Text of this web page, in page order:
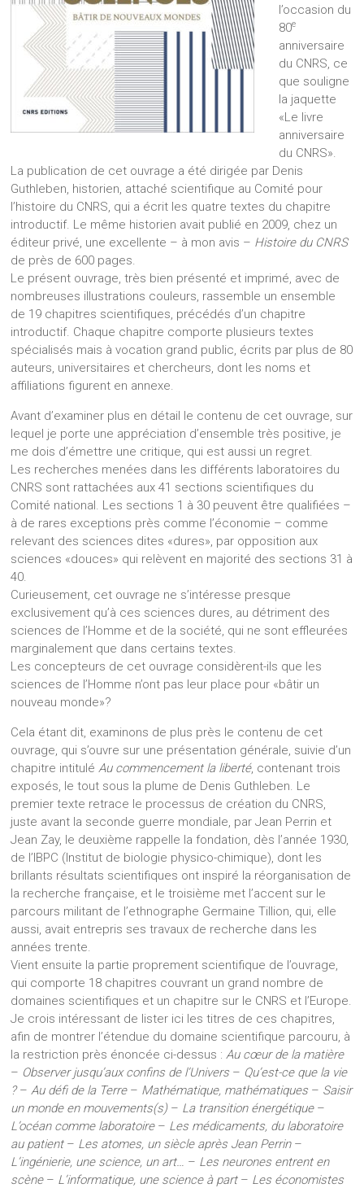
l’occasion du
80e
anniversaire
du CNRS, ce
que souligne
la jaquette
«Le livre
anniversaire
du CNRS».
La publication de cet ouvrage a été dirigée par Denis
Guthleben, historien, attaché scientifique au Comité pour
l’histoire du CNRS, qui a écrit les quatre textes du chapitre
introductif. Le même historien avait publié en 2009, chez un
éditeur privé, une excellente – à mon avis – Histoire du CNRS
de près de 600 pages.
Le présent ouvrage, très bien présenté et imprimé, avec de
nombreuses illustrations couleurs, rassemble un ensemble
de 19 chapitres scientifiques, précédés d’un chapitre
introductif. Chaque chapitre comporte plusieurs textes
spécialisés mais à vocation grand public, écrits par plus de 80
auteurs, universitaires et chercheurs, dont les noms et
affiliations figurent en annexe.
Avant d’examiner plus en détail le contenu de cet ouvrage, sur
lequel je porte une appréciation d’ensemble très positive, je
me dois d’émettre une critique, qui est aussi un regret.
Les recherches menées dans les différents laboratoires du
CNRS sont rattachées aux 41 sections scientifiques du
Comité national. Les sections 1 à 30 peuvent être qualifiées –
à de rares exceptions près comme l’économie – comme
relevant des sciences dites «dures», par opposition aux
sciences «douces» qui relèvent en majorité des sections 31 à
40.
Curieusement, cet ouvrage ne s’intéresse presque
exclusivement qu’à ces sciences dures, au détriment des
sciences de l’Homme et de la société, qui ne sont effleurées
marginalement que dans certains textes.
Les concepteurs de cet ouvrage considèrent-ils que les
sciences de l’Homme n’ont pas leur place pour «bâtir un
nouveau monde»?
Cela étant dit, examinons de plus près le contenu de cet
ouvrage, qui s’ouvre sur une présentation générale, suivie d’un
chapitre intitulé Au commencement la liberté, contenant trois
exposés, le tout sous la plume de Denis Guthleben. Le
premier texte retrace le processus de création du CNRS,
juste avant la seconde guerre mondiale, par Jean Perrin et
Jean Zay, le deuxième rappelle la fondation, dès l’année 1930,
de l’IBPC (Institut de biologie physico-chimique), dont les
brillants résultats scientifiques ont inspiré la réorganisation de
la recherche française, et le troisième met l’accent sur le
parcours militant de l’ethnographe Germaine Tillion, qui, elle
aussi, avait entrepris ses travaux de recherche dans les
années trente.
Vient ensuite la partie proprement scientifique de l’ouvrage,
qui comporte 18 chapitres couvrant un grand nombre de
domaines scientifiques et un chapitre sur le CNRS et l’Europe.
Je crois intéressant de lister ici les titres de ces chapitres,
afin de montrer l’étendue du domaine scientifique parcouru, à
la restriction près énoncée ci-dessus : Au cœur de la matière
– Observer jusqu’aux confins de l’Univers– Qu’est-ce que la vie
?– Au défi de la Terre– Mathématique, mathématiques– Saisir
un monde en mouvements(s)– La transition énergétique–
L’océan comme laboratoire– Les médicaments, du laboratoire
au patient– Les atomes, un siècle après Jean Perrin–
L’ingénierie, une science, un art…
– Les neurones entrent en
scène– L’informatique, une science à part– Les économistes